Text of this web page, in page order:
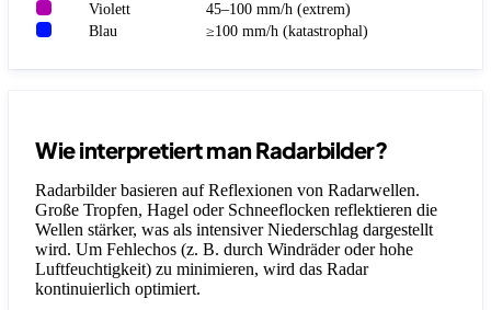
Violett
45–100 mm/h (extrem)
Blau
≥100 mm/h (katastrophal)
Wie interpretiert man Radarbilder?
Radarbilder basieren auf Reflexionen von Radarwellen.
Große Tropfen, Hagel oder Schneeflocken reflektieren die
Wellen stärker, was als intensiver Niederschlag dargestellt
wird. Um Fehlechos (z. B. durch Windräder oder hohe
Luftfeuchtigkeit) zu minimieren, wird das Radar
kontinuierlich optimiert.